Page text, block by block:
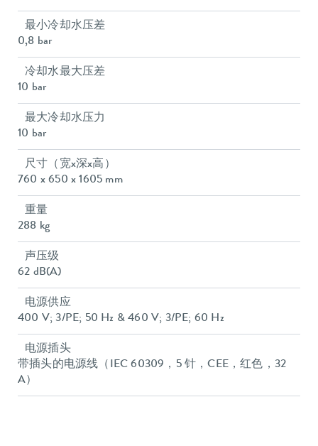
最小冷却水压差
0,8 bar
冷却水最大压差
10 bar
最大冷却水压力
10 bar
尺寸（宽x深x高）
760 x 650 x 1605 mm
重量
288 kg
声压级
62 dB(A)
电源供应
400 V; 3/PE; 50 Hz & 460 V; 3/PE; 60 Hz
电源插头
带插头的电源线（IEC 60309，5 针，CEE，红色，32
A）